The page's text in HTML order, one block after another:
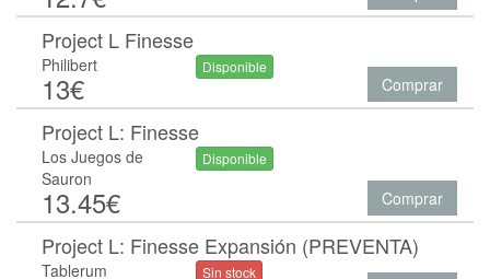
Project L Finesse
Philibert
13€
Disponible
Comprar
Project L: Finesse
Los Juegos de
Sauron
13.45€
Disponible
Comprar
Project L: Finesse Expansión (PREVENTA)
Tablerum Sin stock